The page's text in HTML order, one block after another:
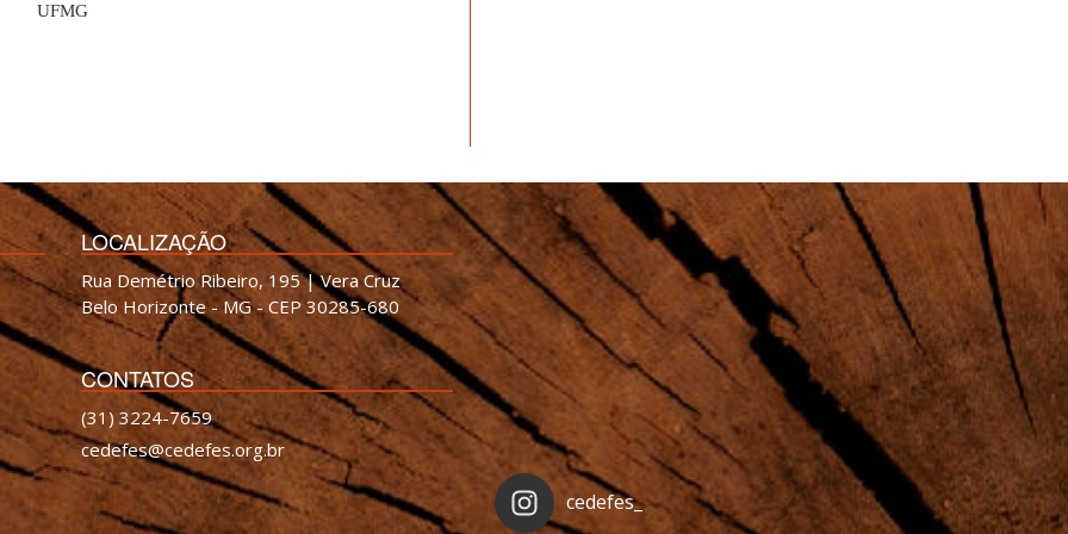
UFMG
LOCALIZAÇÃO
Rua Demétrio Ribeiro, 195 | Vera Cruz
Belo Horizonte - MG - CEP 30285-680
CONTATOS
(31) 3224-7659
cedefes@cedefes.org.br
cedefes_